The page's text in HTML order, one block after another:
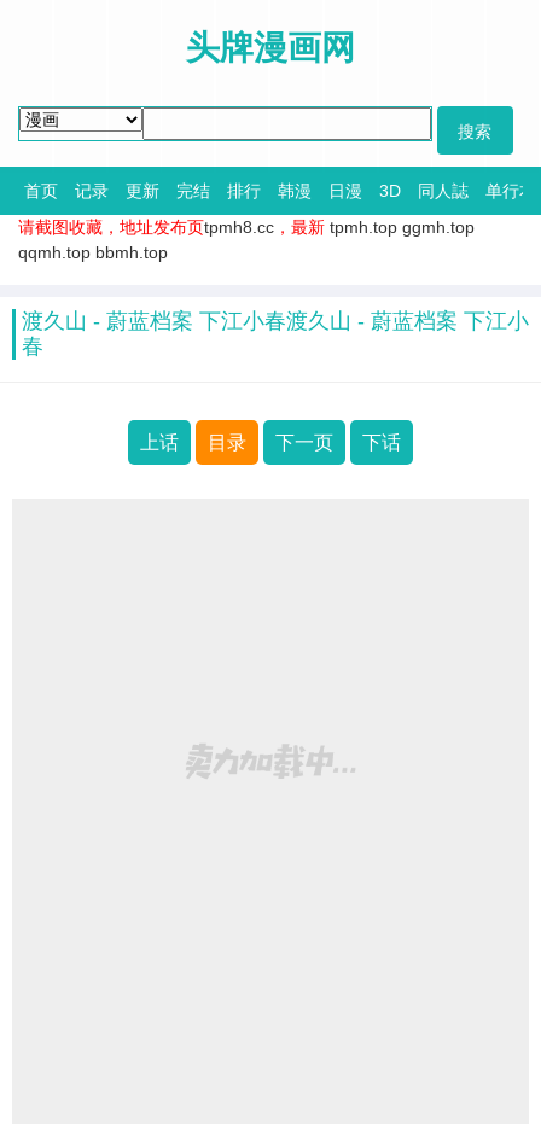
头牌漫画网
首页 记录 更新 完结 排行 韩漫 日漫 3D 同人誌
单行本
请截图收藏，地址发布页tpmh8.cc ，最新 tpmh.top ggmh.top
qqmh.top bbmh.top
渡久山 - 蔚蓝档案 下江小春渡久山 - 蔚蓝档案 下江小
春
上话 目录 下一页 下话